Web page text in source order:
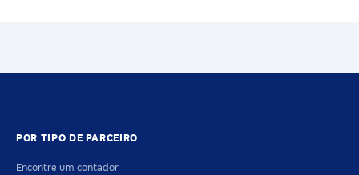
POR TIPO DE PARCEIRO
Encontre um contador